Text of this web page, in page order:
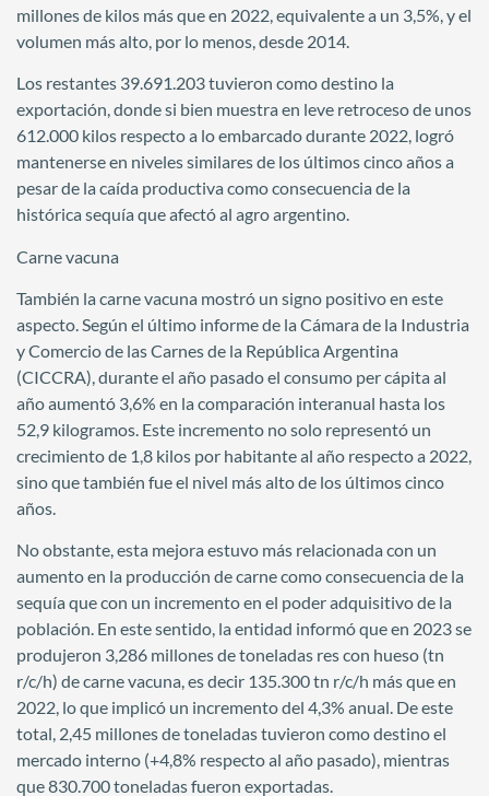
millones de kilos más que en 2022, equivalente a un 3,5%, y el
volumen más alto, por lo menos, desde 2014.
Los restantes 39.691.203 tuvieron como destino la
exportación, donde si bien muestra en leve retroceso de unos
612.000 kilos respecto a lo embarcado durante 2022, logró
mantenerse en niveles similares de los últimos cinco años a
pesar de la caída productiva como consecuencia de la
histórica sequía que afectó al agro argentino.
Carne vacuna
También la carne vacuna mostró un signo positivo en este
aspecto. Según el último informe de la Cámara de la Industria
y Comercio de las Carnes de la República Argentina
(CICCRA), durante el año pasado el consumo per cápita al
año aumentó 3,6% en la comparación interanual hasta los
52,9 kilogramos. Este incremento no solo representó un
crecimiento de 1,8 kilos por habitante al año respecto a 2022,
sino que también fue el nivel más alto de los últimos cinco
años.
No obstante, esta mejora estuvo más relacionada con un
aumento en la producción de carne como consecuencia de la
sequía que con un incremento en el poder adquisitivo de la
población. En este sentido, la entidad informó que en 2023 se
produjeron 3,286 millones de toneladas res con hueso (tn
r/c/h) de carne vacuna, es decir 135.300 tn r/c/h más que en
2022, lo que implicó un incremento del 4,3% anual. De este
total, 2,45 millones de toneladas tuvieron como destino el
mercado interno (+4,8% respecto al año pasado), mientras
que 830.700 toneladas fueron exportadas.